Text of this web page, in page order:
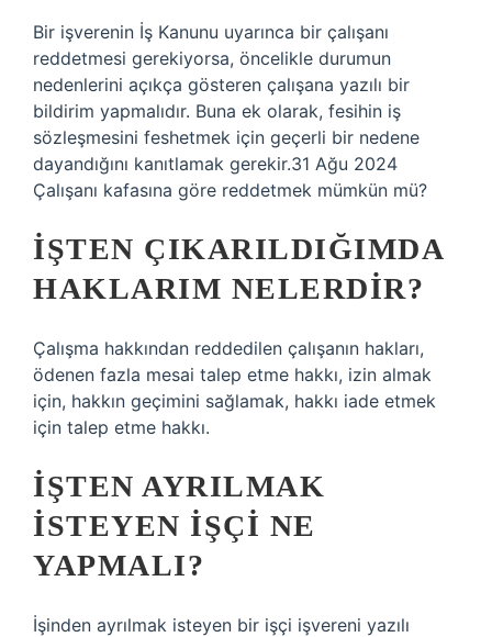
Bir işverenin İş Kanunu uyarınca bir çalışanı
reddetmesi gerekiyorsa, öncelikle durumun
nedenlerini açıkça gösteren çalışana yazılı bir
bildirim yapmalıdır. Buna ek olarak, fesihin iş
sözleşmesini feshetmek için geçerli bir nedene
dayandığını kanıtlamak gerekir.31 Ağu 2024
Çalışanı kafasına göre reddetmek mümkün mü?
İŞTEN ÇIKARILDIĞIMDA
HAKLARIM NELERDIR?
Çalışma hakkından reddedilen çalışanın hakları,
ödenen fazla mesai talep etme hakkı, izin almak
için, hakkın geçimini sağlamak, hakkı iade etmek
için talep etme hakkı.
İŞTEN AYRILMAK
ISTEYEN IŞÇI NE
YAPMALI?
İşinden ayrılmak isteyen bir işçi işvereni yazılı